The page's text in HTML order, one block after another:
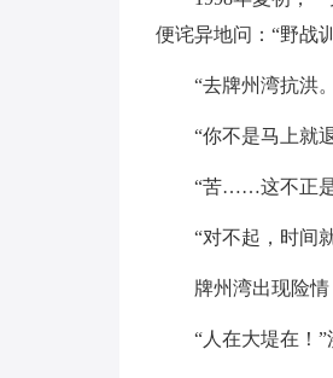
便诧异地问：“野战
“去牌州湾抗洪
“你不是马上就
“苦……这不正
“对不起，时间
牌州湾出现险
“人在大堤在！